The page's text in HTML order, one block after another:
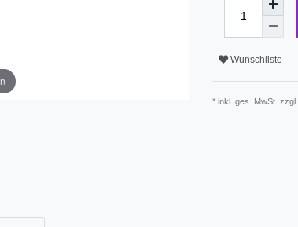
Wunschliste
* inkl. ges. MwSt.